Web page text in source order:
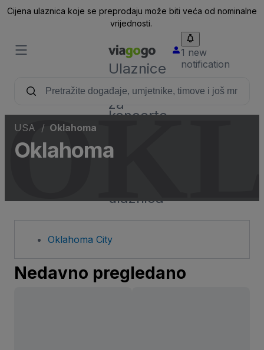
Cijena ulaznica koje se preprodaju može biti veća od nominalne
vrijednosti.
Ulaznice
ulaznice
za
koncerte,
|
Viagogo
ulaznica
1 new
notification
USA Oklahoma
Oklahoma
Oklahoma City
Nedavno pregledano